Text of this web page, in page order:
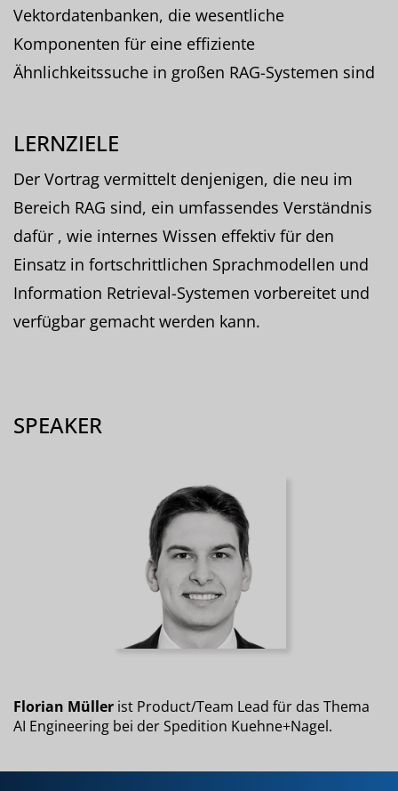
Vektordatenbanken, die wesentliche
Komponenten für eine effiziente
Ähnlichkeitssuche in großen RAG-Systemen sind
LERNZIELE
Der Vortrag vermittelt denjenigen, die neu im
Bereich RAG sind, ein umfassendes Verständnis
dafür , wie internes Wissen effektiv für den
Einsatz in fortschrittlichen Sprachmodellen und
Information Retrieval-Systemen vorbereitet und
verfügbar gemacht werden kann.
SPEAKER
Florian Müller ist Product/Team Lead für das Thema
AI Engineering bei der Spedition Kuehne+Nagel.